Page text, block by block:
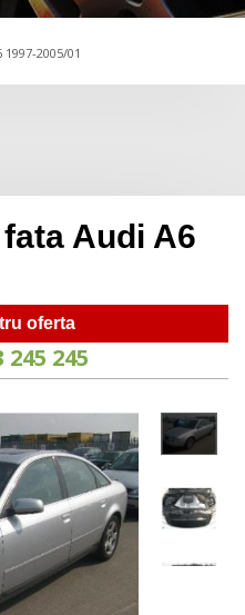
2005/01
Audi A6
oferta
245 245